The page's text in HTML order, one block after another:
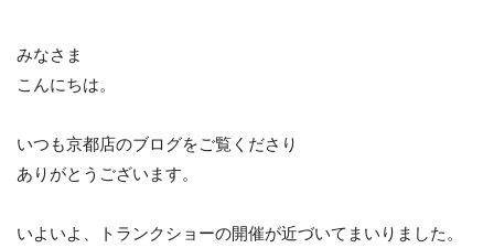
みなさま
こんにちは。
いつも京都店のブログをご覧くださり
ありがとうございます。
いよいよ、トランクショーの開催が近づいてまいりました。